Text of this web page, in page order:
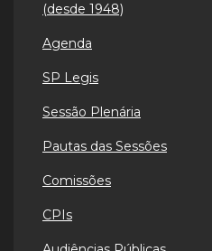
(desde 1948)
Agenda
SP Legis
Sessão Plenária
Pautas das Sessões
Comissões
CPIs